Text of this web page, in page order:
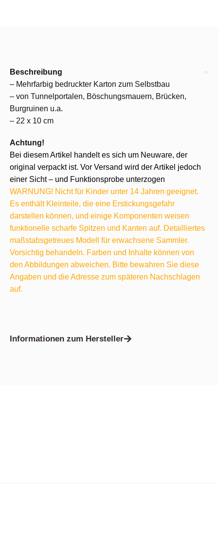
Beschreibung
– Mehrfarbig bedruckter Karton zum Selbstbau
– von Tunnelportalen, Böschungsmauern, Brücken,
Burgruinen u.a.
– 22 x 10 cm
Achtung!
Bei diesem Artikel handelt es sich um Neuware, der
original verpackt ist. Vor Versand wird der Artikel jedoch
einer Sicht – und Funktionsprobe unterzogen
WARNUNG! Nicht für Kinder unter 14 Jahren geeignet.
Es enthält Kleinteile, die eine Erstickungsgefahr
darstellen können, und einige Komponenten weisen
funktionelle scharfe Spitzen und Kanten auf. Detailliertes
maßstabsgetreues Modell für erwachsene Sammler.
Vorsichtig behandeln. Farben und Inhalte können von
den Abbildungen abweichen. Bitte bewahren Sie diese
Angaben und die Adresse zum späteren Nachschlagen
auf.
Informationen zum Hersteller